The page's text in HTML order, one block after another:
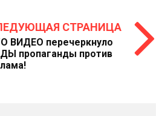
СТРАНИЦА
ВИДЕО перечеркнуло
пропаганды против